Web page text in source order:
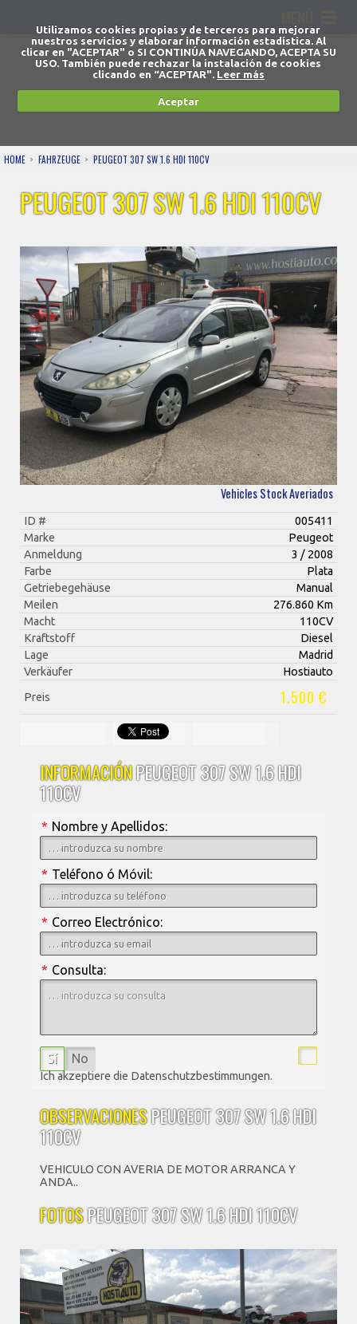
Utilizamos cookies propias y de terceros para mejorar
nuestros servicios y elaborar información estadística. Al
clicar en "ACEPTAR" o SI CONTINÚA NAVEGANDO, ACEPTA SU
USO. También puede rechazar la instalación de cookies
clicando en “ACEPTAR". Leer más
Aceptar
HOME FAHRZEUGE PEUGEOT 307 SW 1.6 HDI 110CV
PEUGEOT 307 SW 1.6 HDI 110CV
Vehicles Stock Averiados
ID #
005411
Marke
Peugeot
Anmeldung
3 / 2008
Farbe
Plata
Getriebegehäuse
Manual
Meilen
276.860 Km
Macht
110CV
Kraftstoff
Diesel
Lage
Madrid
Verkäufer
Hostiauto
Preis
1.500 €
INFORMACIÓNPEUGEOT 307 SW 1.6 HDI
110CV
Nombre y Apellidos:
*
Teléfono ó Móvil:
*
Correo Electrónico:
*
Consulta:
*
Sí No
Ich akzeptiere die Datenschutzbestimmungen.
OBSERVACIONESPEUGEOT 307 SW 1.6 HDI
110CV
VEHICULO CON AVERIA DE MOTOR ARRANCA Y
ANDA..
FOTOSPEUGEOT 307 SW 1.6 HDI 110CV